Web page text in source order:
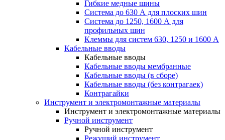
Гибкие медные шины
Система до 630 А для плоских шин
Система до 1250, 1600 А для
профильных шин
Клеммы для систем 630, 1250 и 1600 А
Кабельные вводы
Кабельные вводы
Кабельные вводы мембранные
Кабельные вводы (в сборе)
Кабельные вводы (без контрагаек)
Контрагайки
Инструмент и электромонтажные материалы
Инструмент и электромонтажные материалы
Ручной инструмент
Ручной инструмент
Режущий инструмент